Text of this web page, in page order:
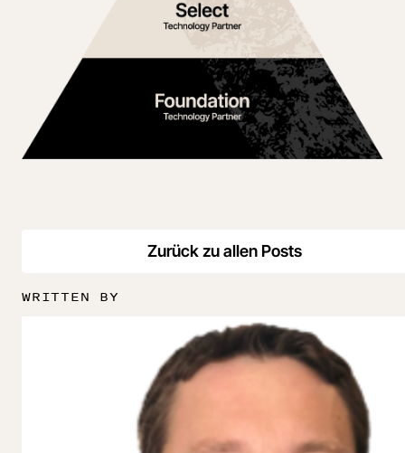
Zurück zu allen Posts
WRITTEN BY